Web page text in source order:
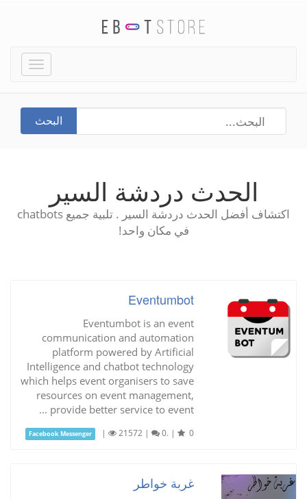
Toggle
البحث
الحدث دردشة السير
اكتشاف أفضل الحدث دردشة السير . تلبية جميع chatbots
في مكان واحد!
Eventumbot
Eventumbot is an event
communication and automation
platform powered by Artificial
Intelligence and chatbot technology
which helps event organisers to save
resources on event management,
provide better service to event ...
Facebook Messenger | 21572 | 0. | 0
غربة خواطر